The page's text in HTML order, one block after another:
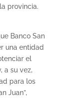
provincia.
Banco San
una entidad
el
a su vez,
para los
Juan”,